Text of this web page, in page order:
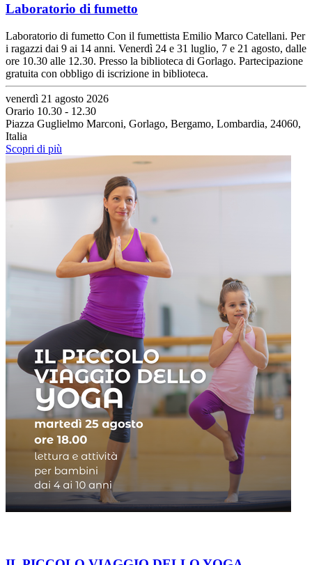
Laboratorio di fumetto
Laboratorio di fumetto Con il fumettista Emilio Marco Catellani. Per
i ragazzi dai 9 ai 14 anni. Venerdì 24 e 31 luglio, 7 e 21 agosto, dalle
ore 10.30 alle 12.30. Presso la biblioteca di Gorlago. Partecipazione
gratuita con obbligo di iscrizione in biblioteca.
venerdì 21 agosto 2026
Orario 10.30 - 12.30
Piazza Guglielmo Marconi, Gorlago, Bergamo, Lombardia, 24060,
Italia
Scopri di più